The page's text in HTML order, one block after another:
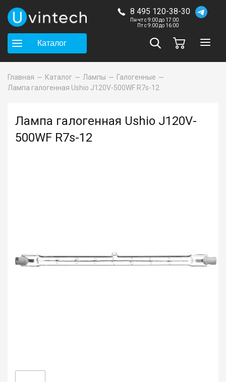
8 495 120-38-30
Пн-чт с 9:00 до 17:00
Пт с 9:00 до 16:00
Каталог
Главная Каталог Лампы
Галогенные
Лампа галогенная Ushio J120V-500WF R7s-12
Лампа галогенная Ushio J120V-
500WF R7s-12